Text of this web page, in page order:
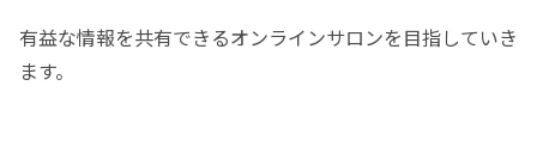
有益な情報を共有できるオンラインサロンを目指していき
ます。